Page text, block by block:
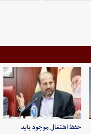
حفظ اشتغال موجود باید